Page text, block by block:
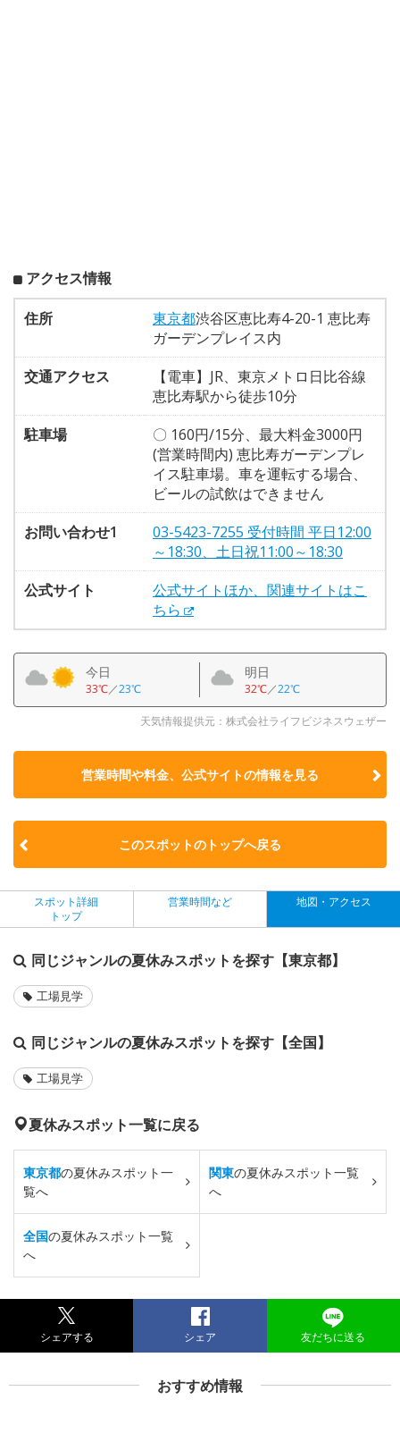
アクセス情報
住所 東京都渋谷区恵比寿4-20-1 恵比寿
ガーデンプレイス内
交通アクセス
【電車】JR、東京メトロ日比谷線
恵比寿駅から徒歩10分
駐車場
〇 160円/15分、最大料金3000円
(営業時間内) 恵比寿ガーデンプレ
イス駐車場。車を運転する場合、
ビールの試飲はできません
お問い合わせ1
03-5423-7255 受付時間 平日12:00
～18:30、土日祝11:00～18:30
公式サイト
公式サイトほか、関連サイトはこ
ちら
今日
33℃／23℃
明日
32℃／22℃
天気情報提供元：株式会社ライフビジネスウェザー
営業時間や料金、公式サイトの情報を見る
このスポットのトップへ戻る
スポット詳細
トップ
営業時間など 地図・アクセス
同じジャンルの夏休みスポットを探す【東京都】
工場見学
同じジャンルの夏休みスポットを探す【全国】
工場見学
夏休みスポット一覧に戻る
東京都の夏休みスポット一
覧へ
関東の夏休みスポット一覧
へ
全国の夏休みスポット一覧
へ
シェアする シェア 友だちに送る
おすすめ情報